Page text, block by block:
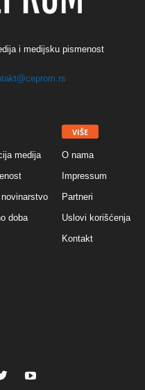
i medijsku pismenost
medija
doba
VIŠE
O nama
Impressum
Partneri
Uslovi korišćenja
Kontakt